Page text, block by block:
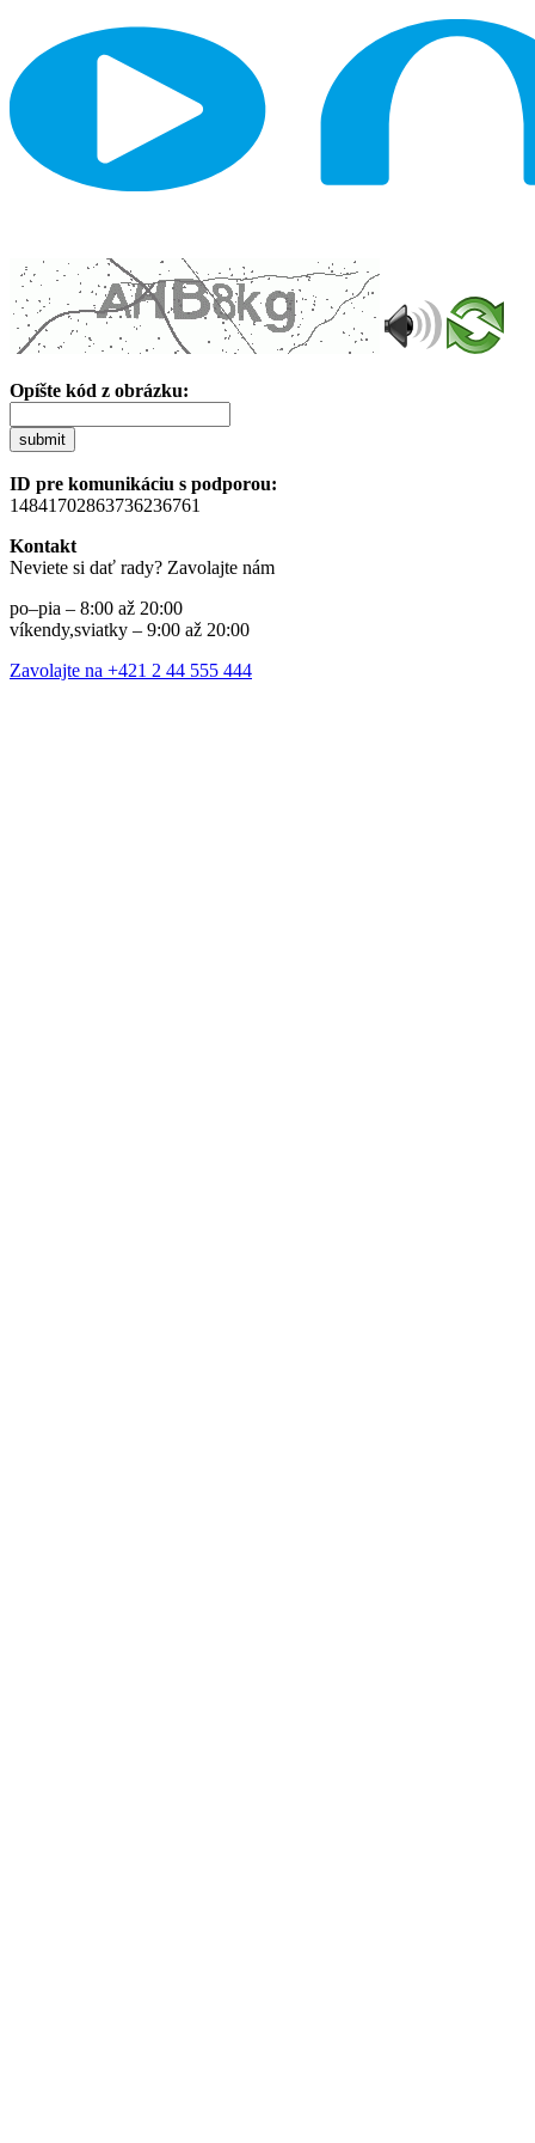
Opíšte kód z obrázku:
submit
ID pre komunikáciu s podporou:
14841702863736236761
Kontakt
Neviete si dať rady? Zavolajte nám
po–pia – 8:00 až 20:00
víkendy,sviatky – 9:00 až 20:00
Zavolajte na +421 2 44 555 444